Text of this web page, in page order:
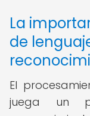
La
de
El
juega un